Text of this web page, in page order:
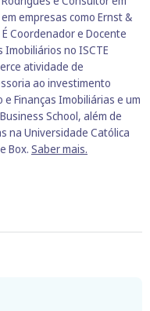
empresas como Ernst &
Coordenador e Docente
no ISCTE
atividade de
ao investimento
Finanças Imobiliárias e um
School, além de
na Universidade Católica
Box. Saber mais.